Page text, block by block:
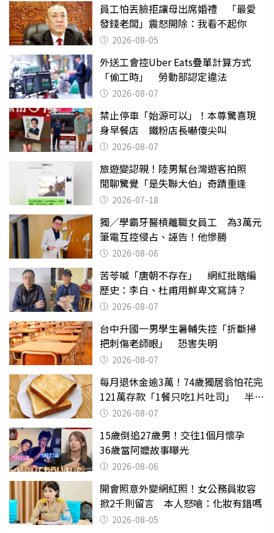
員工怕丟臉拒讓母出席婚禮 「最愛
發錢老闆」震怒開除：我看不起你
2026-08-05
外送工會控Uber Eats疊單計算方式
「偷工時」 勞動部認定違法
2026-08-07
禁止停車「始源可以」！本尊驚喜現
身早餐店 鐵粉店長嚇傻尖叫
2026-08-07
旅遊變認親！陸男幫台灣遊客拍照
閒聊驚覺「是失聯大伯」奇蹟重逢
2026-07-18
獨／學霸牙醫槓離職女員工 為3萬元
筆電互控侵占、誣告！他慘勝
2026-08-06
苦苓喊「唐朝不存在」 網紅批瞎編
歷史：李白、杜甫用鮮卑文寫詩？
2026-08-07
台中升國一男學生暑輔失控「折斷掃
把刺傷老師眼」 恐害失明
2026-08-07
每月退休金逾3萬！74歲獨居翁怕花完
121萬存款「1餐只吃1片吐司」 半年
後暴瘦嚇壞女兒
2026-08-07
15歲倒追27歲男！交往1個月懷孕
36歲當阿嬤故事曝光
2026-08-06
開會照意外變網紅照！女公務員妝容
掀2千則留言 本人怒嗆：化妝有錯嗎
2026-08-05